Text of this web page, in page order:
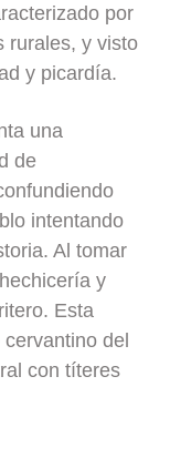
por
rurales, y visto
y picardía.
una
de
intentando
Al tomar
y
Esta
del
con títeres